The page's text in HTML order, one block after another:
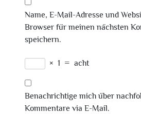
Name, E-Mail-Adresse und
Browser für meinen nächsten
speichern.
× 1 = acht
Benachrichtige mich über
Kommentare via E-Mail.